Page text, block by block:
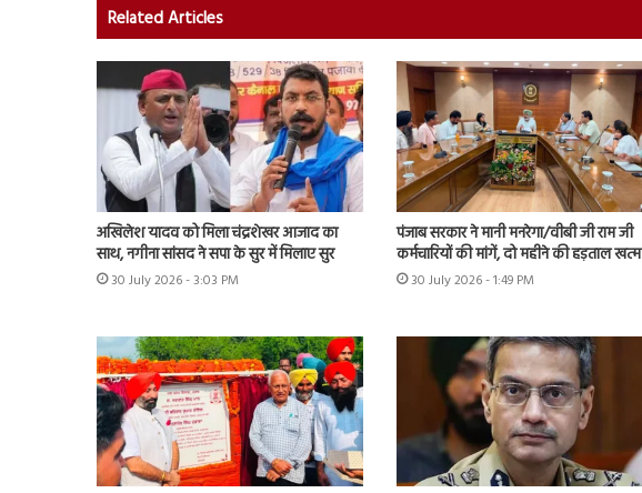
Related Articles
अखिलेश यादव को मिला चंद्रशेखर आजाद का
साथ, नगीना सांसद ने सपा के सुर में मिलाए सुर
30 July 2026 - 3:03 PM
पंजाब सरकार ने मानी मनरेगा/वीबी जी राम जी
कर्मचारियों की मांगें, दो महीने की हड़ताल खत्म
30 July 2026 - 1:49 PM